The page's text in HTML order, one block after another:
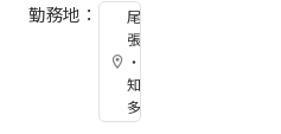
勤務地：
尾
張
・
知
多